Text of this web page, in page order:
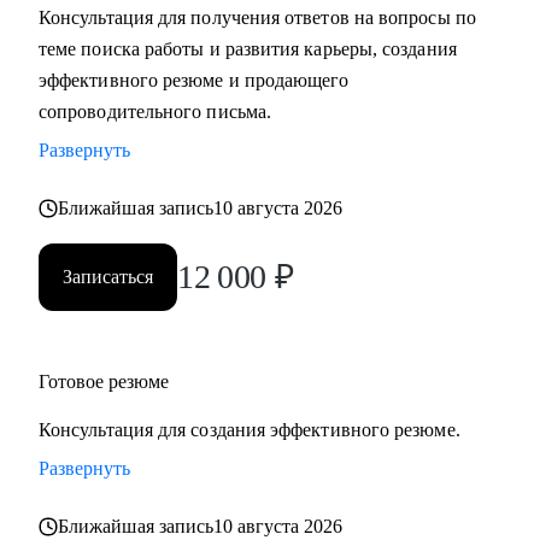
С чем помогу:
• Разработать карьерную стратегию и план перехода в IT из
других сфер.
• Определить, какие из имеющихся навыков можно
смены вектора.
• Правильно преподнести текущий опыт как в резюме, так
и в самопрезентации на интервью.
• Разобраться в рынке IT и его трендах.
Кому могу помочь:
в направлениях: Разработка, Тестирование, Техническая
поддержка, Прикладное и системное администрирование,
Системная аналитика
Консультация для получения ответов на вопросы по
теме поиска работы и развития карьеры, создания
эффективного резюме и продающего
сопроводительного письма.
Развернуть
Ближайшая запись10 августа 2026
Записаться 12 000 ₽
Готовое резюме
Консультация для создания эффективного резюме.
Развернуть
Ближайшая запись10 августа 2026